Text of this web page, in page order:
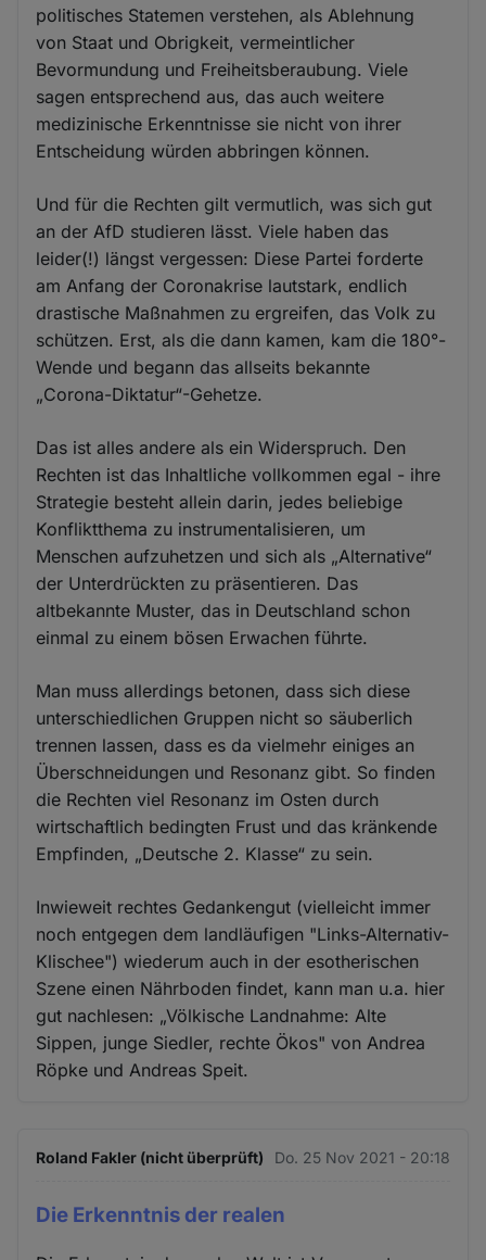
politisches Statemen verstehen, als Ablehnung
von Staat und Obrigkeit, vermeintlicher
Bevormundung und Freiheitsberaubung. Viele
sagen entsprechend aus, das auch weitere
medizinische Erkenntnisse sie nicht von ihrer
Entscheidung würden abbringen können.
Und für die Rechten gilt vermutlich, was sich gut
an der AfD studieren lässt. Viele haben das
leider(!) längst vergessen: Diese Partei forderte
am Anfang der Coronakrise lautstark, endlich
drastische Maßnahmen zu ergreifen, das Volk zu
schützen. Erst, als die dann kamen, kam die 180°-
Wende und begann das allseits bekannte
„Corona-Diktatur“-Gehetze.
Das ist alles andere als ein Widerspruch. Den
Rechten ist das Inhaltliche vollkommen egal - ihre
Strategie besteht allein darin, jedes beliebige
Konfliktthema zu instrumentalisieren, um
Menschen aufzuhetzen und sich als „Alternative“
der Unterdrückten zu präsentieren. Das
altbekannte Muster, das in Deutschland schon
einmal zu einem bösen Erwachen führte.
Man muss allerdings betonen, dass sich diese
unterschiedlichen Gruppen nicht so säuberlich
trennen lassen, dass es da vielmehr einiges an
Überschneidungen und Resonanz gibt. So finden
die Rechten viel Resonanz im Osten durch
wirtschaftlich bedingten Frust und das kränkende
Empfinden, „Deutsche 2. Klasse“ zu sein.
Inwieweit rechtes Gedankengut (vielleicht immer
noch entgegen dem landläufigen "Links-Alternativ-
Klischee") wiederum auch in der esotherischen
Szene einen Nährboden findet, kann man u.a. hier
gut nachlesen: „Völkische Landnahme: Alte
Sippen, junge Siedler, rechte Ökos" von Andrea
Röpke und Andreas Speit.
Roland Fakler (nicht überprüft) Do. 25 Nov 2021 - 20:18
Die Erkenntnis der realen